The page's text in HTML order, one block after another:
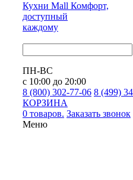
Кухни Mall Комфорт,
доступный
каждому
ПН-ВС
с 10:00 до 20:00
8 (800) 302-77-06 8 (499)
КОРЗИНА
0 товаров. Заказать звонок
Меню